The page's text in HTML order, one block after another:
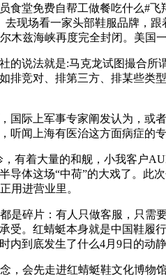
食堂免费自帮工做餐吃什么#
去现场看一家头部鞋服品牌，
木兹海峡再度完全封闭。美国
说法就是:马克龙试图撮合所
排竞对、排第三方、排某些类
际上军事专家阐发认为，或
听闻上海有医治这方面病症的
着大量的和舰，小我客户
导体这场“中荷”的大戏了。此
用进营业里。
碎片：有人只做客服，只需
受。红蜻蜓本身就是中国鞋履
内到底发生了什么4月9日的动
会先走进红蜻蜓鞋文化博物馆